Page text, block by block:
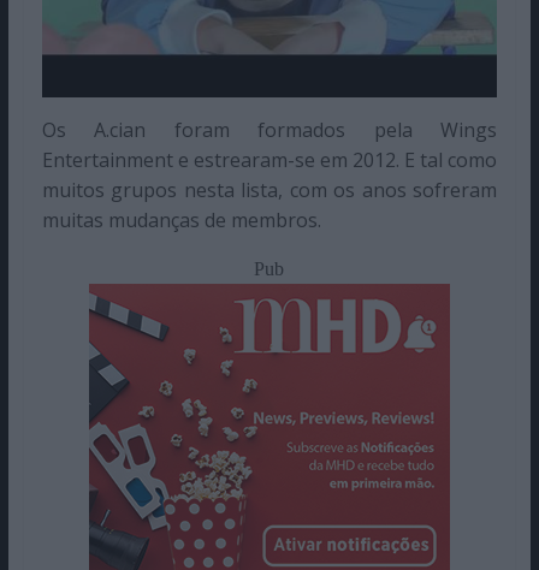
Os A.cian foram formados pela Wings
Entertainment e estrearam-se em 2012. E tal como
muitos grupos nesta lista, com os anos sofreram
muitas mudanças de membros.
Pub